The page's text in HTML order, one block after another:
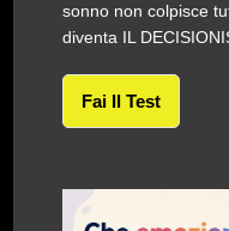
sonno non colpisce
diventa IL
Fai Il Test